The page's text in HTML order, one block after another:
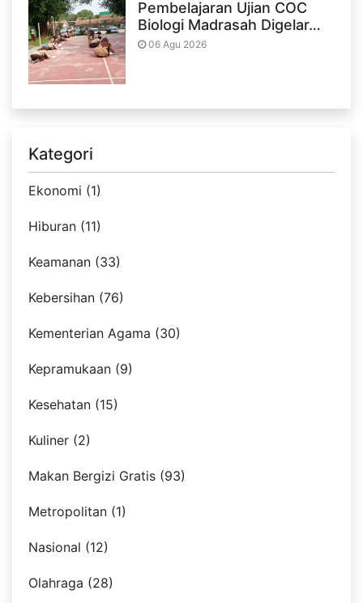
Pembelajaran Ujian COC
Biologi Madrasah Digelar…
06 Agu 2026
Kategori
Ekonomi (1)
Hiburan (11)
Keamanan (33)
Kebersihan (76)
Kementerian Agama (30)
Kepramukaan (9)
Kesehatan (15)
Kuliner (2)
Makan Bergizi Gratis (93)
Metropolitan (1)
Nasional (12)
Olahraga (28)